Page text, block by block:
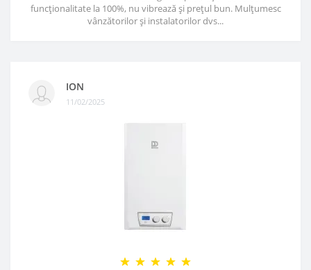
funcționalitate la 100%, nu vibrează și prețul bun. Mulțumesc
vânzătorilor și instalatorilor dvs...
ION
11/02/2025